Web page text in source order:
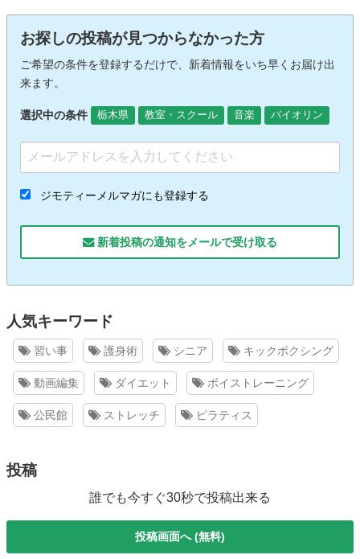
お探しの投稿が見つからなかった方
ご希望の条件を登録するだけで、新着情報をいち早くお届け出
来ます。
選択中の条件 栃木県 教室・スクール 音楽 バイオリン
ジモティーメルマガにも登録する
新着投稿の通知をメールで受け取る
人気キーワード
習い事 護身術 シニア キックボクシング
動画編集 ダイエット ボイストレーニング
公民館 ストレッチ ピラティス
投稿
誰でも今すぐ30秒で投稿出来る
投稿画面へ (無料)